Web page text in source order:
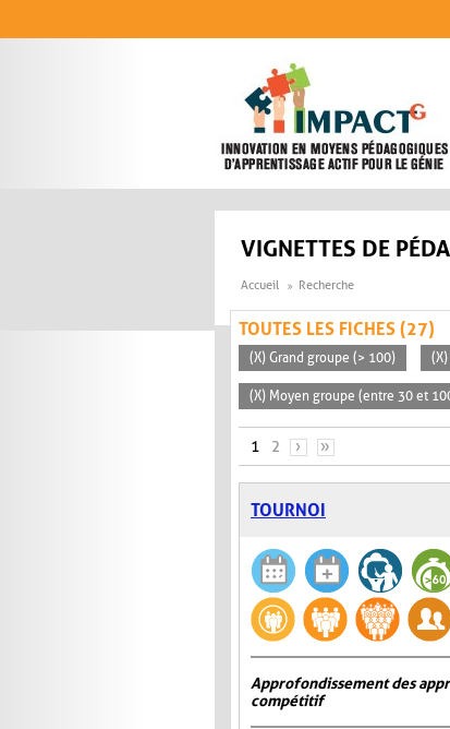
VIGNETTES DE
Accueil Recherche
TOUTES LES FICHES (27)
(X) Grand groupe (> 100)
(X) Moyen groupe (entre 30 et
PAGES
1 2 › »
TOURNOI
Approfondissement des
compétitif